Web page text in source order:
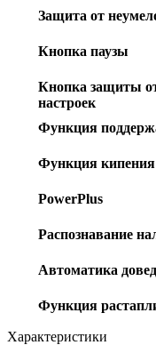
Защита от
Кнопка паузы
Кнопка защиты
настроек
Функция
Функция кипения
PowerPlus
Распознавание
Автоматика
Функция
Характеристики